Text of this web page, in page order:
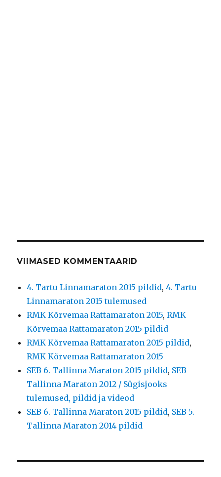
VIIMASED KOMMENTAARID
4. Tartu Linnamaraton 2015 pildid,4. Tartu
Linnamaraton 2015 tulemused
RMK Kõrvemaa Rattamaraton 2015,RMK
Kõrvemaa Rattamaraton 2015 pildid
RMK Kõrvemaa Rattamaraton 2015 pildid,
RMK Kõrvemaa Rattamaraton 2015
SEB 6. Tallinna Maraton 2015 pildid, SEB
Tallinna Maraton 2012 / Sügisjooks
tulemused, pildid ja videod
SEB 6. Tallinna Maraton 2015 pildid, SEB 5.
Tallinna Maraton 2014 pildid